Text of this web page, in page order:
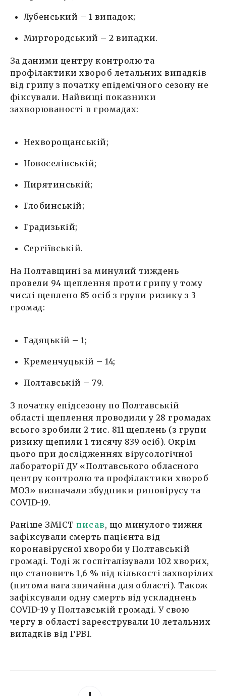
Лубенський – 1 випадок;
Миргородський – 2 випадки.
За даними центру контролю та
профілактики хвороб летальних випадків
від грипу з початку епідемічного сезону не
фіксували. Найвищі показники
захворюваності в громадах:
Нехворощанській;
Новоселівській;
Пирятинській;
Глобинській;
Градизькій;
Сергіївській.
На Полтавщині за минулий тиждень
провели 94 щеплення проти грипу у тому
числі щеплено 85 осіб з групи ризику з 3
громад:
Гадяцькій – 1;
Кременчуцькій – 14;
Полтавській – 79.
З початку епідсезону по Полтавській
області щеплення проводили у 28 громадах
всього зробили 2 тис. 811 щеплень (з групи
ризику щепили 1 тисячу 839 осіб). Окрім
цього при дослідженнях вірусологічної
лабораторії ДУ «Полтавського обласного
центру контролю та профілактики хвороб
МОЗ» визначали збудники риновiрусу та
COVID-19.
Раніше ЗМІСТписав, що минулого тижня
зафіксували смерть пацієнта від
коронавірусної хвороби у Полтавській
громаді. Тоді ж госпіталізували 102 хворих,
що становить 1,6 % від кількості захворілих
(питома вага звичайна для області). Також
зафіксували одну смерть від ускладнень
COVID-19 у Полтавській громаді. У свою
чергу в області зареєстрували 10 летальних
випадків від ГРВІ.